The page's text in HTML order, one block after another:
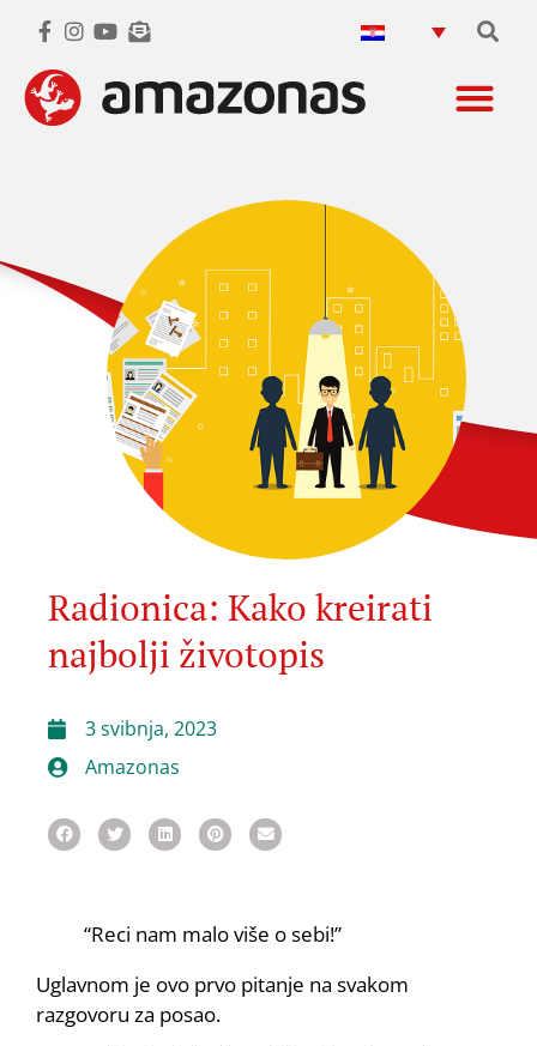
Radionica: Kako kreirati
najbolji životopis
3 svibnja, 2023
Amazonas
“Reci nam malo više o sebi!”
Uglavnom je ovo prvo pitanje na svakom
razgovoru za posao.